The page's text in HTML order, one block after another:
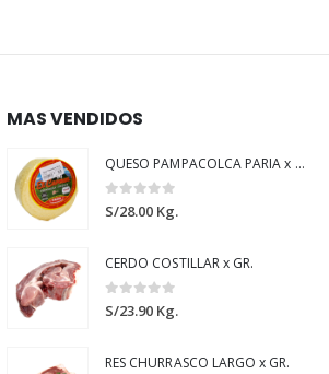
MAS VENDIDOS
QUESO PAMPACOLCA PARIA x GR.
0 out of 5
S/28.00 Kg.
CERDO COSTILLAR x GR.
0 out of 5
S/23.90 Kg.
RES CHURRASCO LARGO x GR.